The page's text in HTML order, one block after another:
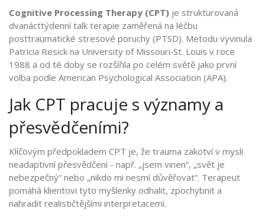
Cognitive Processing Therapy (CPT) je strukturovaná
dvanácttýdenní talk terapie zaměřená na léčbu
posttraumatické stresové poruchy (PTSD). Metodu vyvinula
Patricia Resick na University of Missouri‑St. Louis v roce
1988 a od té doby se rozšířila po celém světě jako první
volba podle American Psychological Association (APA).
Jak CPT pracuje s významy a
přesvědčeními?
Klíčovým předpokladem CPT je, že trauma zakotví v mysli
neadaptivní přesvědčení - např. „jsem vinen“, „svět je
nebezpečný“ nebo „nikdo mi nesmí důvěřovat“. Terapeut
pomáhá klientovi tyto myšlenky odhalit, zpochybnit a
nahradit realističtějšími interpretacemi.